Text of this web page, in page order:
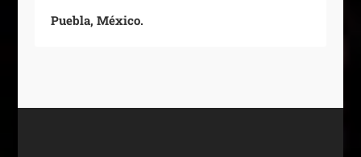
Puebla, México.